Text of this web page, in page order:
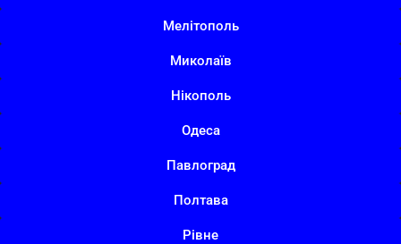
Мелітополь
Миколаїв
Нікополь
Одеса
Павлоград
Полтава
Рівне